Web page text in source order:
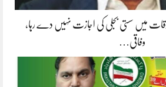
میں سستی بجلی کی اجازت نہیں دے رہا،
وفاقی…